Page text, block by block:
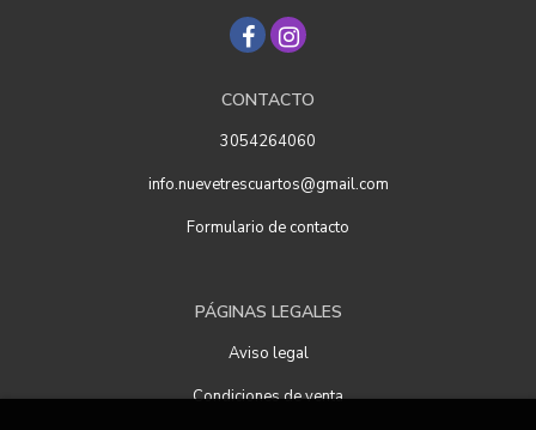
CONTACTO
3054264060
info.nuevetrescuartos@gmail.com
Formulario de contacto
PÁGINAS LEGALES
Aviso legal
Condiciones de venta